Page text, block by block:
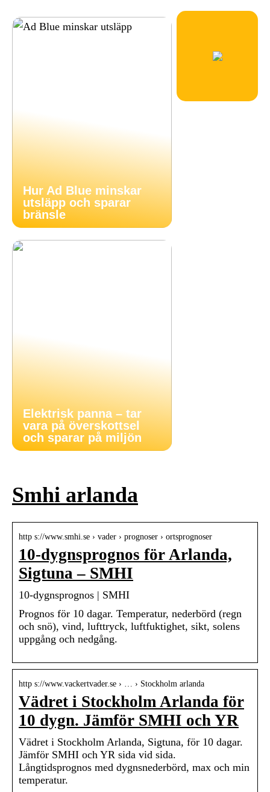
Hur Ad Blue minskar
utsläpp och sparar
bränsle
Elektrisk panna – tar
vara på överskottsel
och sparar på miljön
Smhi arlanda
http s://www.smhi.se › vader › prognoser › ortsprognoser
10-dygnsprognos för Arlanda,
Sigtuna – SMHI
10-dygnsprognos | SMHI
Prognos för 10 dagar. Temperatur, nederbörd (regn
och snö), vind, lufttryck, luftfuktighet, sikt, solens
uppgång och nedgång.
http s://www.vackertvader.se › … › Stockholm arlanda
Vädret i Stockholm Arlanda för
10 dygn. Jämför SMHI och YR
Vädret i Stockholm Arlanda, Sigtuna, för 10 dagar.
Jämför SMHI och YR sida vid sida.
Långtidsprognos med dygnsnederbörd, max och min
temperatur.